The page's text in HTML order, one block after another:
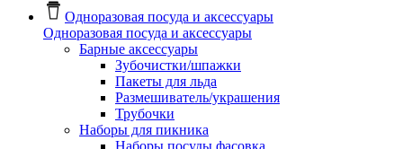
Одноразовая посуда и аксессуары
Одноразовая посуда и аксессуары
Барные аксессуары
Зубочистки/шпажки
Пакеты для льда
Размешиватель/украшения
Трубочки
Наборы для пикника
Наборы посуды фасовка